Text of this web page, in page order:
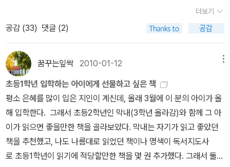
니다.그녀는 무대 디자인을 전공했지만 결혼 후에는 어린이 책에 그
림을 그렸어요.사람들이 직업이 같아서 힘들지 않냐고 물어본다는데
존 버닝햄은 헬렌이 낫다고 생각하고헬렌은 존 버닝햄이 낫다고 생각
한대요. 본 받을만한 부부이지 않아요?헬렌 옥스버리가 그린 그림책
들입니다. 저는 <곰 사냥을 떠나자>를 좋아해요.글과 그림이조금씩
바뀌어서 반복되거든요. 꼭 후크 송 같아요.다시 돌아와서 존 버닝햄
은 미술학교를 졸업하고 이스라엘에 가서 애니메이션에 필요한 인형
을 만들기도 하고 영국에 돌아와서 포스터를 만드는 일을 했습니다.
이게 모두 런던 운송국 포스터라니 훌륭하지 않습니까?이때부터 그
과 건축등의 주제를 화려한 일러스트와 큼직한 판형으로 표현하고 있
다.나무 그림책이미지 크기가 참 제각각인데 ^^a <나무는 좋다>는
무>는 큰 편. <나무는 좋다>와 <커다란 나무>는 네버앤딩 200권
소개하는 그 책에서 보고 골랐는데, <나무는 좋다>의 그림이 네버앤
딩 200권 그 책의 맨 뒷장 이미지이기도 하고, <커다란 나무>는 대
담하고 예술적인 그림이 인상적이었어요. 뜨는 그림책 작가.편에 나
왔던걸로 기억. <끝없는 나무>의 클로드 퐁티를 좋아합니다. <나무>
의 옐라 마리 역시 유명하지요.<빨간 풍선의 모험>의 작가에요. 저는
나무책을 좋아합니다. 위의 나무책 말고 다른 나무책 있으면 제보 부
탁드려용-클로드 퐁티클로드 퐁티의 그림을 좋아해요. 대담하고, 화
고른다는 것은 말도 안 되는 일, 해서 내가 읽어본 그림책 중에서 내
취향에 들어온 그런 그림책 작가들을 골랐다.1. 존 버닝햄존 버닝햄을
모르면 그림책을 읽었다고 할 수 없을 것이다. 소개할 책이 무척 많지
만 조카랑 나랑 재미있게 읽은 존 버닝햄의그림책을 골랐다. 그 많은
것 중에 일 순위는 바로『야, 우리 기차에서 내려』이다. 내용도 재미있
었지만 반복되는 저 말! '야, 우리 기차에서 내려!'는 아이들에게 웃음
을 자아내게 흥미를 느끼게 만든다.그림은 말할 것도 없다.『깃털 없는
기러기 보르카』나『검피 아저씨의 드라이브』역시 재미있게 읽은 그림
책들이다.2. 앤서니 브라운존 버닝햄과더불어 우리나라에서 어린이
로 자라면서 이 작가를 모른다는 것은 역시 말도 안 되는 일.앤서니 브
라운그야말로 글과 그림이독특한 작가다. 그림책을 좋아하지 않아도
더보기
공감 (33) 댓글 (2)
꿈꾸는잎싹 2010-01-12
초등1학년 입학하는 아이에게 선물하고 싶은 책
평소 은혜를 많이 입은 지인이 계신데, 올래 3월에 이 분의 아이가 올
해 입학한다. 그래서 초등2학년인 막내(3학년 올라감)와 함께 그 아
이가 읽으면 좋을만한 책을 골라보았다. 막내는 자기가 읽고 좋았던
책을 추천했고, 나도 나름대로 읽었던 책이나 명색이 독서지도사
로 초등1학년이 읽기에 적당할만한 책을 몇 권 추가했다. 그래서 둘이